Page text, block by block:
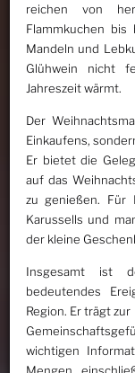
reichen von
Flammkuchen
Mandeln und
Glühwein nicht
Jahreszeit wärmt.
Der
Einkaufens,
Er bietet die
auf das
zu genießen. Für
Karussells und
der kleine
Insgesamt ist
bedeutendes
Region. Er trägt
wichtigen
Mengen,